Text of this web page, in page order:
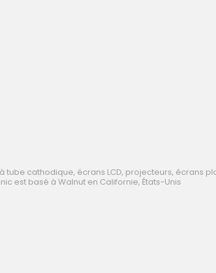
tube cathodique, écrans LCD, projecteurs, écrans
est basé à Walnut en Californie, États-Unis